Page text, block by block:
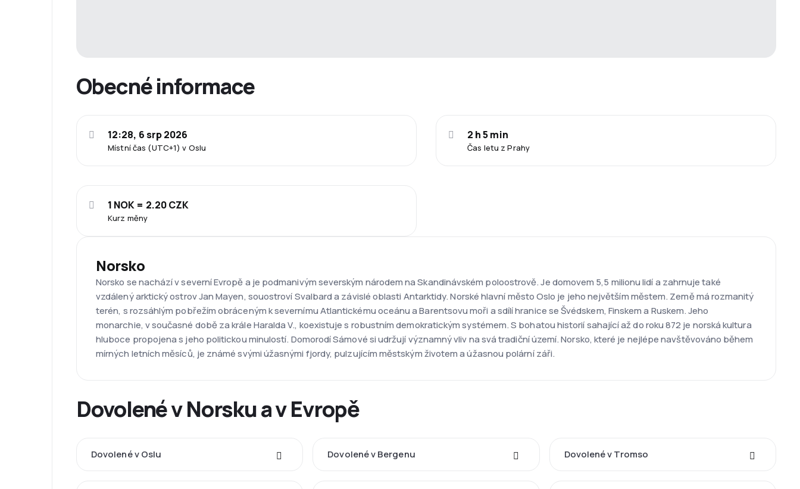
Obecné informace
Místní čas (UTC+1) v Oslu
12:28, 6 srp 2026
Čas letu z Prahy
2 h 5 min
Kurz měny
1 NOK = 2.20 CZK
Norsko
Norsko se nachází v severní Evropě a je podmanivým severským národem na Skandinávském poloostrově. Je domovem 5,5 milionu lidí a zahrnuje také
vzdálený arktický ostrov Jan Mayen, souostroví Svalbard a závislé oblasti Antarktidy. Norské hlavní město Oslo je jeho největším městem. Země má rozmanitý
terén, s rozsáhlým pobřežím obráceným k severnímu Atlantickému oceánu a Barentsovu moři a sdílí hranice se Švédskem, Finskem a Ruskem. Jeho
monarchie, v současné době za krále Haralda V., koexistuje s robustním demokratickým systémem. S bohatou historií sahající až do roku 872 je norská kultura
hluboce propojena s jeho politickou minulostí. Domorodí Sámové si udržují významný vliv na svá tradiční území. Norsko, které je nejlépe navštěvováno během
mírných letních měsíců, je známé svými úžasnými fjordy, pulzujícím městským životem a úžasnou polární záři.
Dovolené v Norsku a v Evropě
Dovolené v Oslu Dovolené v Bergenu Dovolené v Tromso